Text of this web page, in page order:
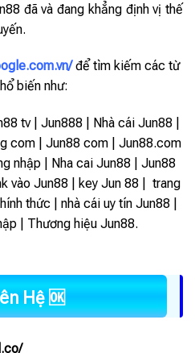
đã và đang khẳng định vị thế
để tìm kiếm các từ
biến như:
tv | Jun888 | Nhà cái Jun88 |
com | Jun88 com | Jun88.com
nhập | Nha cai Jun88 | Jun88
vào Jun88 |
key Jun 88 | trang
thức | nhà cái uy tín Jun88 |
| Thương hiệu Jun88.
Hệ 🆗